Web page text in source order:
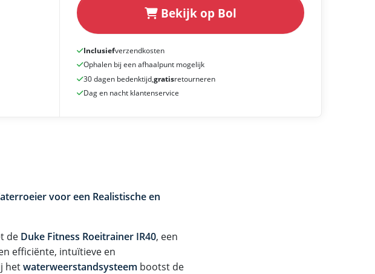
Bekijk op Bol
Inclusiefverzendkosten
Ophalen bij een afhaalpunt mogelijk
30 dagen bedenktijd,gratisretourneren
Dag en nacht klantenservice
voor een Realistische en
de Duke Fitness Roeitrainer IR40, een
efficiënte, intuïtieve en
hetwaterweerstandsysteem bootst de